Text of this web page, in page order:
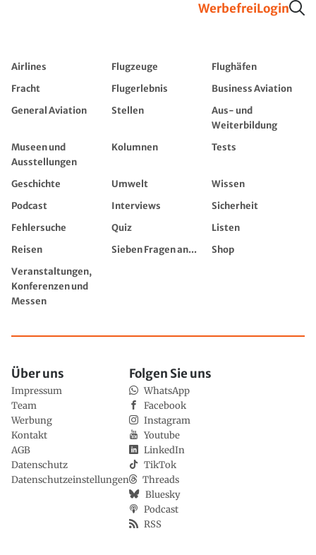
WerbefreiLogin
Airlines Flugzeuge
Flughäfen
Fracht
Flugerlebnis
Business Aviation
General Aviation
Stellen
Aus- und
Weiterbildung
Museen und
Ausstellungen
Kolumnen Tests
Geschichte Umwelt
Wissen
Podcast
Interviews
Sicherheit
Fehlersuche
Quiz
Listen
Reisen
Sieben Fragen an...
Shop
Veranstaltungen,
Konferenzen und
Messen
Über uns
Impressum
Team
Werbung
Kontakt
AGB
Datenschutz
Datenschutzeinstellungen
Folgen Sie uns
WhatsApp
Facebook
Instagram
Youtube
LinkedIn
TikTok
Threads
Bluesky
Podcast
RSS